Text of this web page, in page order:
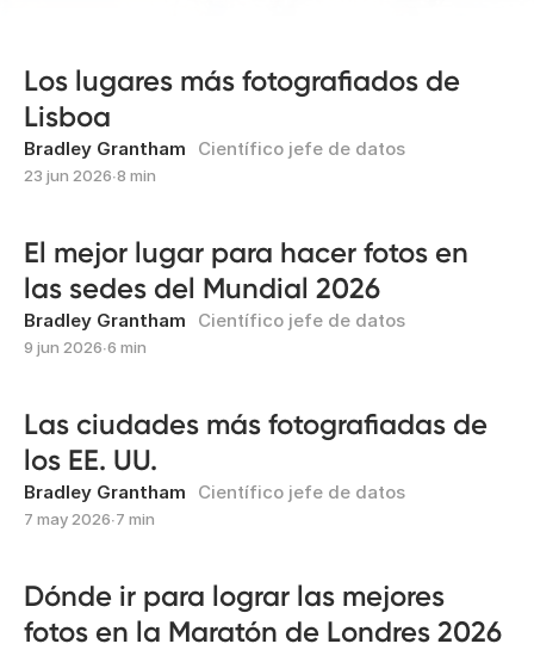
Los lugares más fotografiados de
Lisboa
Bradley Grantham Científico jefe de datos
23 jun 2026∙8 min
El mejor lugar para hacer fotos en
las sedes del Mundial 2026
Bradley Grantham Científico jefe de datos
9 jun 2026∙6 min
Las ciudades más fotografiadas de
los EE. UU.
Bradley Grantham Científico jefe de datos
7 may 2026∙7 min
Dónde ir para lograr las mejores
fotos en la Maratón de Londres 2026